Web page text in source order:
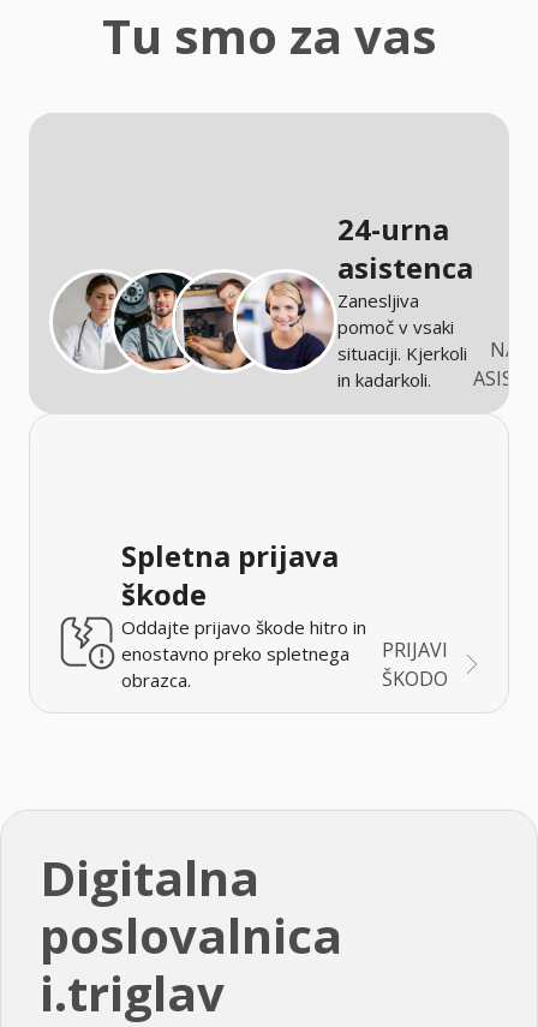
Tu smo za vas
24-urna
asistenca
Zanesljiva
pomoč v vsaki
situaciji. Kjerkoli
in kadarkoli.
Spletna prijava
škode
Oddajte prijavo škode hitro in
enostavno preko spletnega
obrazca.
PRIJAVI
ŠKODO
Digitalna
poslovalnica
i.triglav